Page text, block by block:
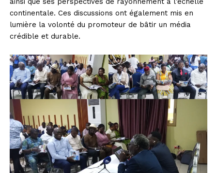
continentale. Ces discussions ont également mis en
lumière la volonté du promoteur de bâtir un média
crédible et durable.